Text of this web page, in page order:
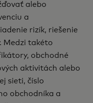
alebo
a
rizík, riešenie
Medzi takéto
obchodné
aktivitách alebo
sieti, číslo
obchodníka a